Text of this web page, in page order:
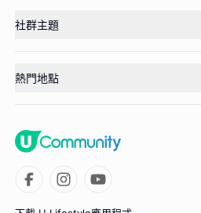
社群主題
熱門地點